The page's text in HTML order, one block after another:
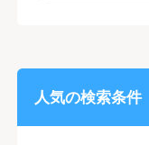
人気の検索条件